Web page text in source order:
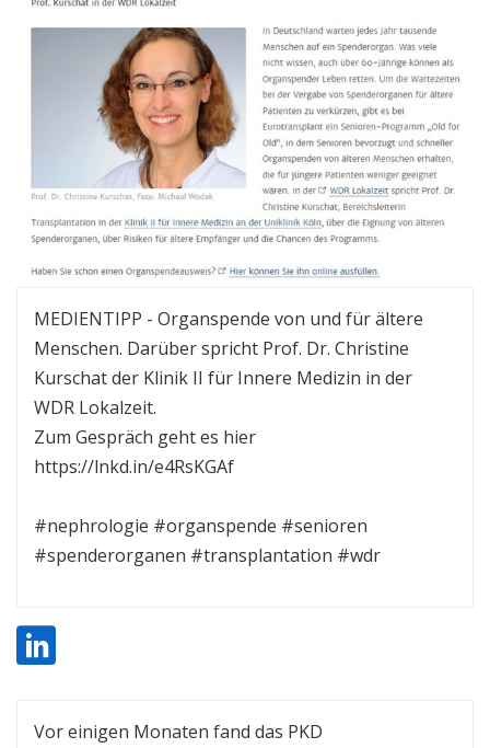
MEDIENTIPP - Organspende von und für ältere
Menschen. Darüber spricht Prof. Dr. Christine
Kurschat der Klinik II für Innere Medizin in der
WDR Lokalzeit.
Zum Gespräch geht es hier
https://lnkd.in/e4RsKGAf
#nephrologie #organspende #senioren
#spenderorganen #transplantation #wdr
Vor einigen Monaten fand das PKD